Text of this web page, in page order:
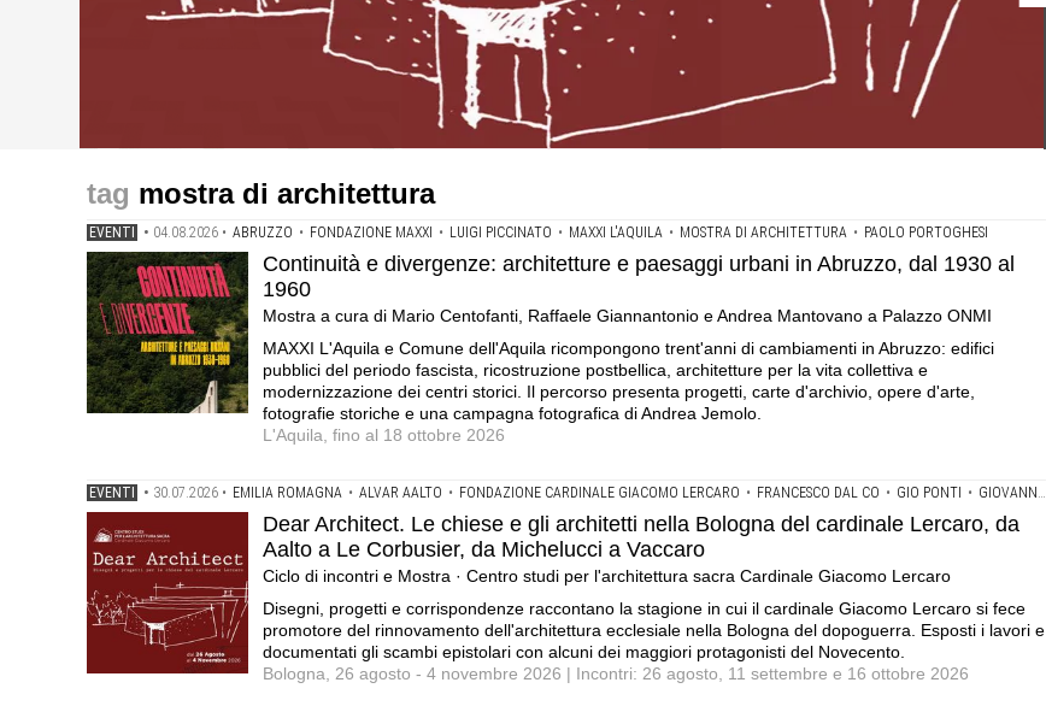
Centofanti, Raffaele Giannantonio e Andrea Mantovano a Palazzo ONMI
a Vaccaro .Ciclo di incontri e Mostra · Centro studi per l'architettura sacra Cardinale Giacomo Lercaro
fotografici su Roberto Pane e la Fabbrica Olivetti
mostra di architettura
EVENTI • 04.08.2026 • ABRUZZO • FONDAZIONE MAXXI • LUIGI PICCINATO • MAXXI L'AQUILA • MOSTRA DI ARCHITETTURA • PAOLO PORTOGHESI
Continuità e divergenze: architetture e paesaggi urbani in Abruzzo, dal 1930 al
1960
Mostra a cura di Mario Centofanti, Raffaele Giannantonio e Andrea Mantovano a Palazzo ONMI
MAXXI L'Aquila e Comune dell'Aquila ricompongono trent'anni di cambiamenti in Abruzzo: edifici
pubblici del periodo fascista, ricostruzione postbellica, architetture per la vita collettiva e
modernizzazione dei centri storici. Il percorso presenta progetti, carte d'archivio, opere d'arte,
fotografie storiche e una campagna fotografica di Andrea Jemolo.
L'Aquila, fino al 18 ottobre 2026
EVENTI • 30.07.2026 • EMILIA ROMAGNA • ALVAR AALTO • FONDAZIONE CARDINALE GIACOMO LERCARO • FRANCESCO DAL CO • GIO PONTI • GIOVANNI MICHELUCCI
Dear Architect. Le chiese e gli architetti nella Bologna del cardinale Lercaro, da
Aalto a Le Corbusier, da Michelucci a Vaccaro
Ciclo di incontri e Mostra · Centro studi per l'architettura sacra Cardinale Giacomo Lercaro
Disegni, progetti e corrispondenze raccontano la stagione in cui il cardinale Giacomo Lercaro si fece
promotore del rinnovamento dell'architettura ecclesiale nella Bologna del dopoguerra. Esposti i lavori e
documentati gli scambi epistolari con alcuni dei maggiori protagonisti del Novecento.
Bologna, 26 agosto - 4 novembre 2026 | Incontri: 26 agosto, 11 settembre e 16 ottobre 2026